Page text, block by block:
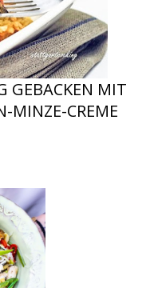
GEBACKEN MIT
MINZE-CREME